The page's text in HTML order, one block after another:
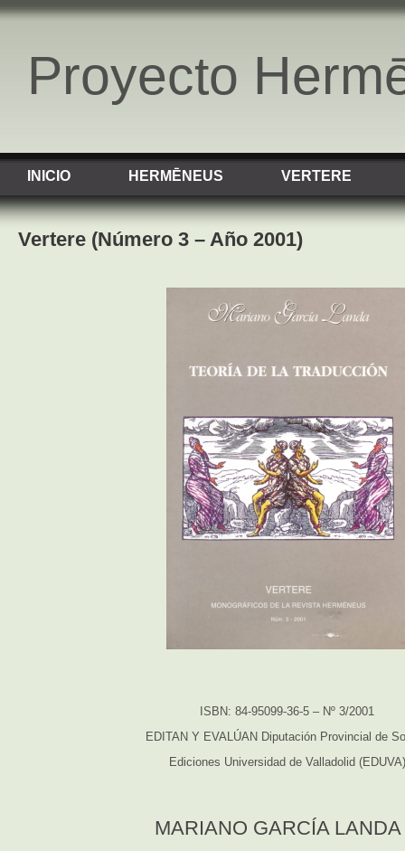
Proyecto
INICIO HERMĒNEUS VERTERE
Vertere (Número 3 – Año 2001)
ISBN: 84-95099-36-5 – Nº 3/2001
EDITAN Y EVALÚAN Diputación Provincial de
Ediciones Universidad de Valladolid (EDUVA)
MARIANO GARCÍA LANDA